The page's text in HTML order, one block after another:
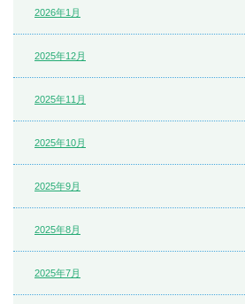
2026年1月
2025年12月
2025年11月
2025年10月
2025年9月
2025年8月
2025年7月